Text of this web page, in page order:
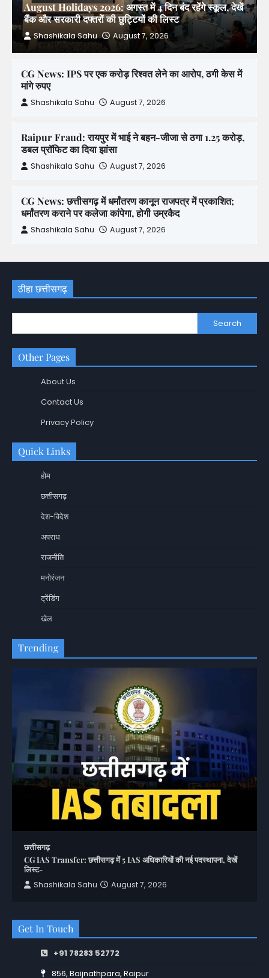
August Holidays 2026: अगस्त में 4 दिन बंद रहेंगे स्कूल, देखें
बैंक और सरकारी दफ्तरों की छुट्टियों की लिस्ट
Shashikala Sahu August 7, 2026
CG News: IPS पर एक करोड़ रिश्वत लेने का आरोप, ठगी केस में
मांगे रुपए
Shashikala Sahu August 7, 2026
Raipur Fraud: रायपुर में भाई ने बहन-जीजा से ठगा 1.25 करोड़,
डबल प्रॉफिट का दिया झांसा
Shashikala Sahu August 7, 2026
CG News: छत्तीसगढ़ में धर्मांतरण कानून राजपत्र में प्रकाशित;
धर्मांतरण कराने पर कलेजा कांपेगा, होगी उम्रकैद
Shashikala Sahu August 7, 2026
ठीहा छत्तीसगढ़
Search
Other Pages
About Us
Contact Us
Privacy Policy
Quick Links
होम
छत्तीसगढ़
देश-विदेश
अपराध
राजनीति
मनोरंजन
ट्रेंडिंग
खेल
Trending
छत्तीसगढ़
CG IAS Transfer: छत्तीसगढ़ में 5 IAS अधिकारियों की नई पदस्थापना, देखें
लिस्ट-
Shashikala Sahu
August 7, 2026
Get In Touch
+91 78283 52772
856, Baijnathpara, Raipur